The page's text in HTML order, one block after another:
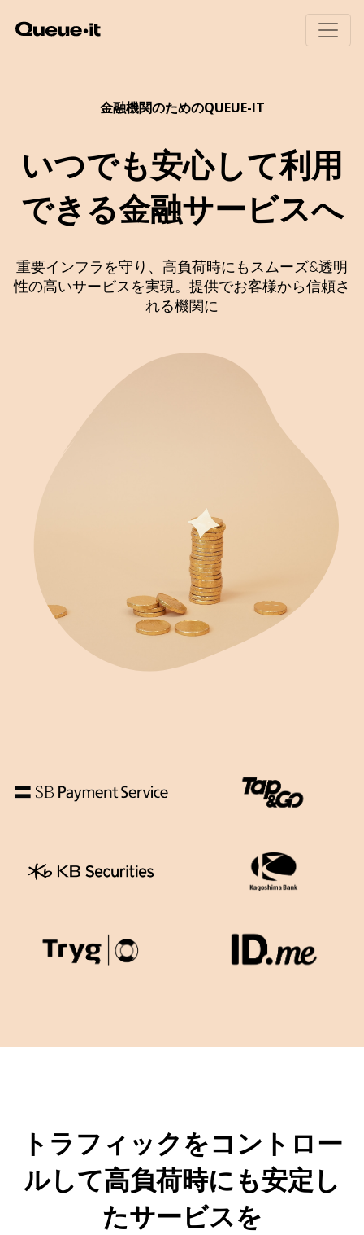
製品
製品概要
招待制待合室
Queue-itの仕組み
ユーザー体験
モニタリングとレポート
実装方法(英語)
ビジター・エンゲージメント
Queue-itの特徴
導入エリア
Eコマース
チケット販売
教育機関
金融機関
料金
リソース
技術者向けページ(英語)
ホワイトペーパー
待合室ギャラリー
製品アップデート(英語)
金融機関のためのQUEUE-IT
いつでも安心して利用
できる金融サービスへ
重要インフラを守り、高負荷時にもスムーズ&透明
性の高いサービスを実現。提供でお客様から信頼さ
れる機関に
トラフィックをコントロー
ルして高負荷時にも安定し
たサービスを